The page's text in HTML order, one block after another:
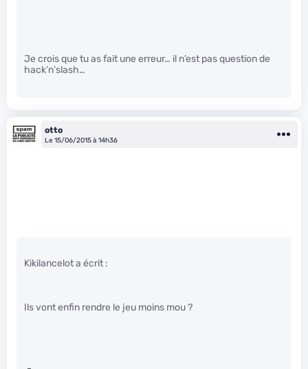
Je crois que tu as fait une erreur… il n’est pas question de
hack’n’slash…
otto
Le 15/06/2015 à 14h36
Kikilancelot a écrit :
Ils vont enfin rendre le jeu moins mou ?